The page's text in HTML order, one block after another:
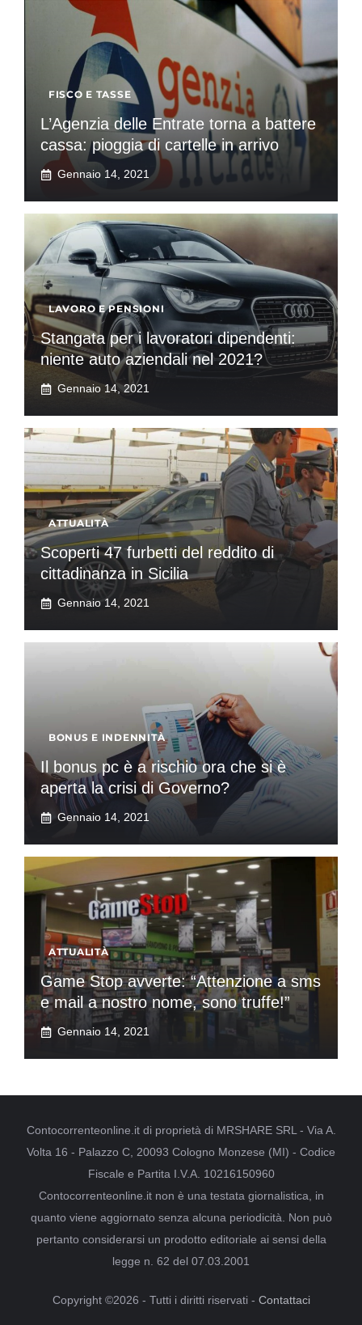
FISCO E TASSE
L’Agenzia delle Entrate torna a battere
cassa: pioggia di cartelle in arrivo
Gennaio 14, 2021
LAVORO E PENSIONI
Stangata per i lavoratori dipendenti:
niente auto aziendali nel 2021?
Gennaio 14, 2021
ATTUALITÀ
Scoperti 47 furbetti del reddito di
cittadinanza in Sicilia
Gennaio 14, 2021
BONUS E INDENNITÀ
Il bonus pc è a rischio ora che si è
aperta la crisi di Governo?
Gennaio 14, 2021
ATTUALITÀ
Game Stop avverte: “Attenzione a sms
e mail a nostro nome, sono truffe!”
Gennaio 14, 2021
Contocorrenteonline.it di proprietà di MRSHARE SRL - Via A.
Volta 16 - Palazzo C, 20093 Cologno Monzese (MI) - Codice
Fiscale e Partita I.V.A. 10216150960
Contocorrenteonline.it non è una testata giornalistica, in
quanto viene aggiornato senza alcuna periodicità. Non può
pertanto considerarsi un prodotto editoriale ai sensi della
legge n. 62 del 07.03.2001
Copyright ©2026 - Tutti i diritti riservati - Contattaci